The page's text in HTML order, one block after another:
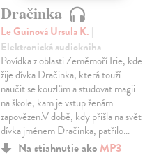
Dračinka
Le Guinová Ursula K. |
Elektronická audiokniha
Povídka z oblasti Zeměmoří Irie, kde
žije dívka Dračinka, která touží
naučit se kouzlům a studovat magii
na škole, kam je vstup ženám
zapovězen.V době, kdy přišla na svět
dívka jménem Dračinka, patřilo…
Na stiahnutie ako MP3